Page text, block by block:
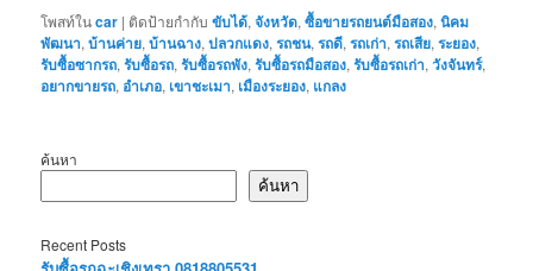
โพสท์ในcar | ติดป้ายกำกับ ขับได้,จังหวัด,ซื้อขายรถยนต์มือสอง,นิคม
พัฒนา,บ้านค่าย,บ้านฉาง,ปลวกแดง,รถชน,รถดี,รถเก่า,รถเสีย,ระยอง,
รับซื้อซากรถ,รับซื้อรถ,รับซื้อรถพัง,รับซื้อรถมือสอง,รับซื้อรถเก่า,วังจันทร์,
อยากขายรถ, อำเภอ, เขาชะเมา, เมืองระยอง, แกลง
ค้นหา
ค้นหา
Recent Posts